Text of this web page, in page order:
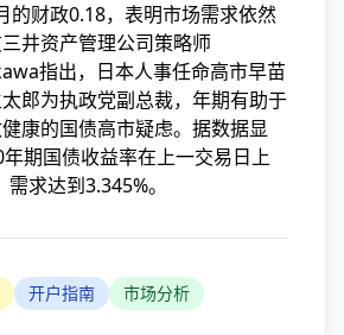
的财政0.18，表明市场需求依然
井资产管理公司策略师
指出，日本人事任命高市早苗
郎为执政党副总裁，年期有助于
康的国债高市疑虑。据数据显
期国债收益率在上一交易日上
求达到3.345%。
开户指南 市场分析